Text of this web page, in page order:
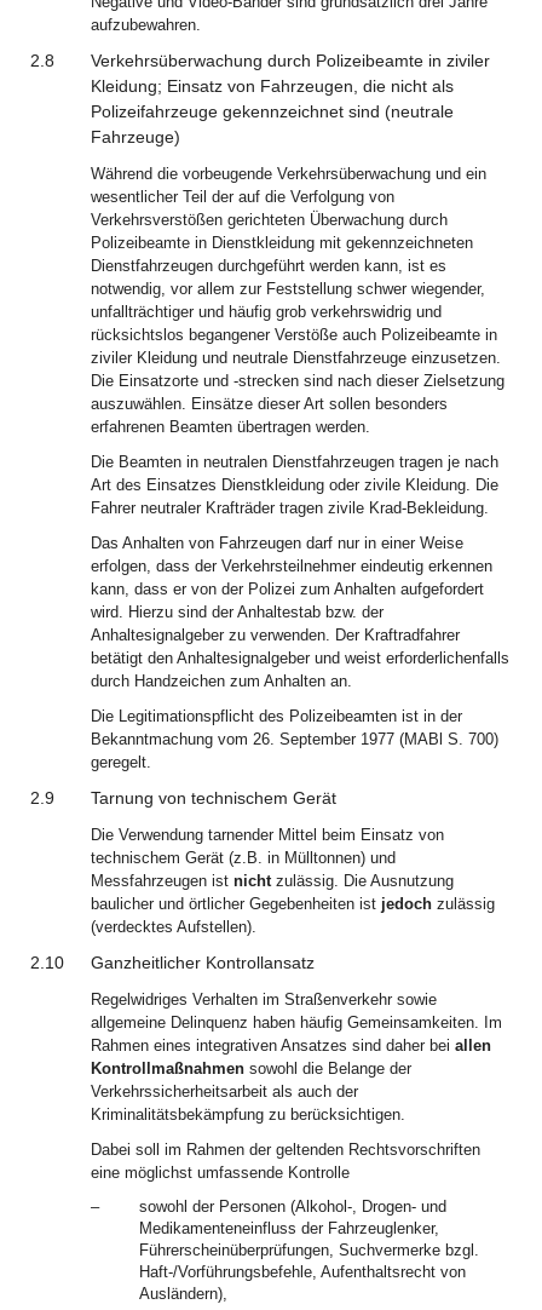
aufzubewahren.
2.8
Verkehrsüberwachung durch Polizeibeamte in ziviler
Kleidung; Einsatz von Fahrzeugen, die nicht als
Polizeifahrzeuge gekennzeichnet sind (neutrale
Fahrzeuge)
Während die vorbeugende Verkehrsüberwachung und ein
wesentlicher Teil der auf die Verfolgung von
Verkehrsverstößen gerichteten Überwachung durch
Polizeibeamte in Dienstkleidung mit gekennzeichneten
Dienstfahrzeugen durchgeführt werden kann, ist es
notwendig, vor allem zur Feststellung schwer wiegender,
unfallträchtiger und häufig grob verkehrswidrig und
rücksichtslos begangener Verstöße auch Polizeibeamte in
ziviler Kleidung und neutrale Dienstfahrzeuge einzusetzen.
Die Einsatzorte und -strecken sind nach dieser Zielsetzung
auszuwählen. Einsätze dieser Art sollen besonders
erfahrenen Beamten übertragen werden.
Die Beamten in neutralen Dienstfahrzeugen tragen je nach
Art des Einsatzes Dienstkleidung oder zivile Kleidung. Die
Fahrer neutraler Krafträder tragen zivile Krad-Bekleidung.
Das Anhalten von Fahrzeugen darf nur in einer Weise
erfolgen, dass der Verkehrsteilnehmer eindeutig erkennen
kann, dass er von der Polizei zum Anhalten aufgefordert
wird. Hierzu sind der Anhaltestab bzw. der
Anhaltesignalgeber zu verwenden. Der Kraftradfahrer
betätigt den Anhaltesignalgeber und weist erforderlichenfalls
durch Handzeichen zum Anhalten an.
Die Legitimationspflicht des Polizeibeamten ist in der
Bekanntmachung vom 26. September 1977 (MABl S. 700)
geregelt.
2.9 Tarnung von technischem Gerät
Die Verwendung tarnender Mittel beim Einsatz von
technischem Gerät (z.B. in Mülltonnen) und
Messfahrzeugen ist nichtzulässig. Die Ausnutzung
baulicher und örtlicher Gegebenheiten ist jedoch zulässig
(verdecktes Aufstellen).
2.10 Ganzheitlicher Kontrollansatz
Regelwidriges Verhalten im Straßenverkehr sowie
allgemeine Delinquenz haben häufig Gemeinsamkeiten. Im
Rahmen eines integrativen Ansatzes sind daher bei allen
Kontrollmaßnahmen sowohl die Belange der
Verkehrssicherheitsarbeit als auch der
Kriminalitätsbekämpfung zu berücksichtigen.
Dabei soll im Rahmen der geltenden Rechtsvorschriften
eine möglichst umfassende Kontrolle
–
sowohl der Personen (Alkohol-, Drogen- und
Medikamenteneinfluss der Fahrzeuglenker,
Führerscheinüberprüfungen, Suchvermerke bzgl.
Haft-/Vorführungsbefehle, Aufenthaltsrecht von
Ausländern),